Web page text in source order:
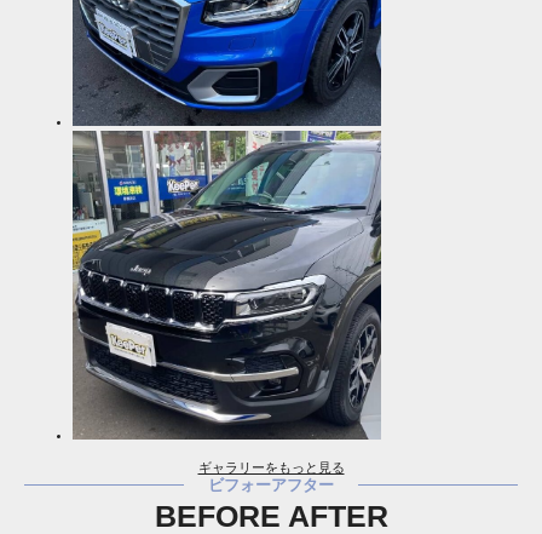
ギャラリーをもっと見る
ビフォーアフター
BEFORE AFTER